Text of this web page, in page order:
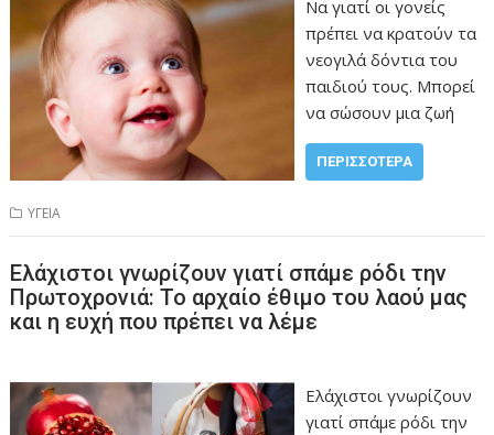
Να γιατί οι γονείς
πρέπει να κρατούν τα
νεογιλά δόντια του
παιδιού τους. Μπορεί
να σώσουν μια ζωή
ΠΕΡΙΣΣΌΤΕΡΑ
ΥΓΕΙΑ
Ελάχιστοι γνωρίζουν γιατί σπάμε ρόδι την
Πρωτοχρονιά: Το αρχαίο έθιμο του λαού μας
και η ευχή που πρέπει να λέμε
Ελάχιστοι γνωρίζουν
γιατί σπάμε ρόδι την